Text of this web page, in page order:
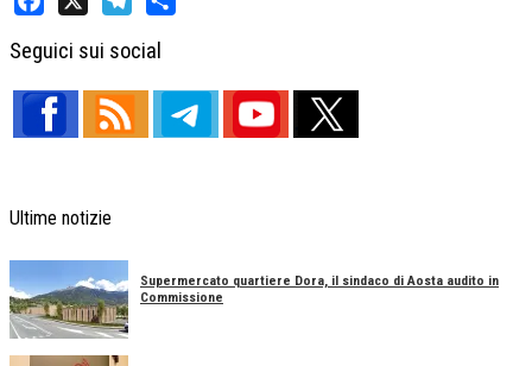
Seguici sui social
Ultime notizie
Supermercato quartiere Dora, il sindaco di Aosta audito in
Commissione